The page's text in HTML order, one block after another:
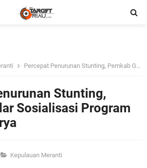
Percepat Penurunan Stunting, Pemkab Gelar Sosialisasi Program dan Lokakarya
Stunting,
Sosialisasi Program
Kepulauan Meranti